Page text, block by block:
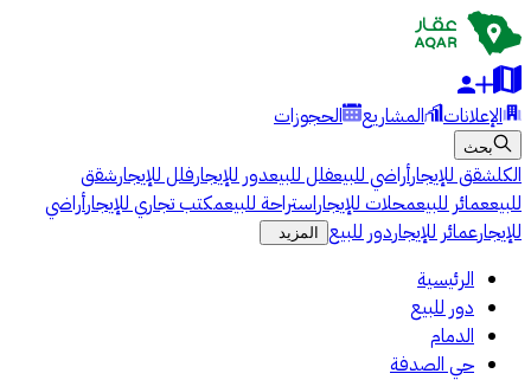
الإعلانات المشاريع الحجوزات
بحث
الكلشقق للإيجارأراضي للبيعفلل للبيعدور للإيجارفلل للإيجارشقق
للبيععمائر للبيعمحلات للإيجاراستراحة للبيعمكتب تجاري للإيجارأراضي
للإيجارعمائر للإيجاردور للبيع المزيد
الرئيسية
دور للبيع
الدمام
حي الصدفة